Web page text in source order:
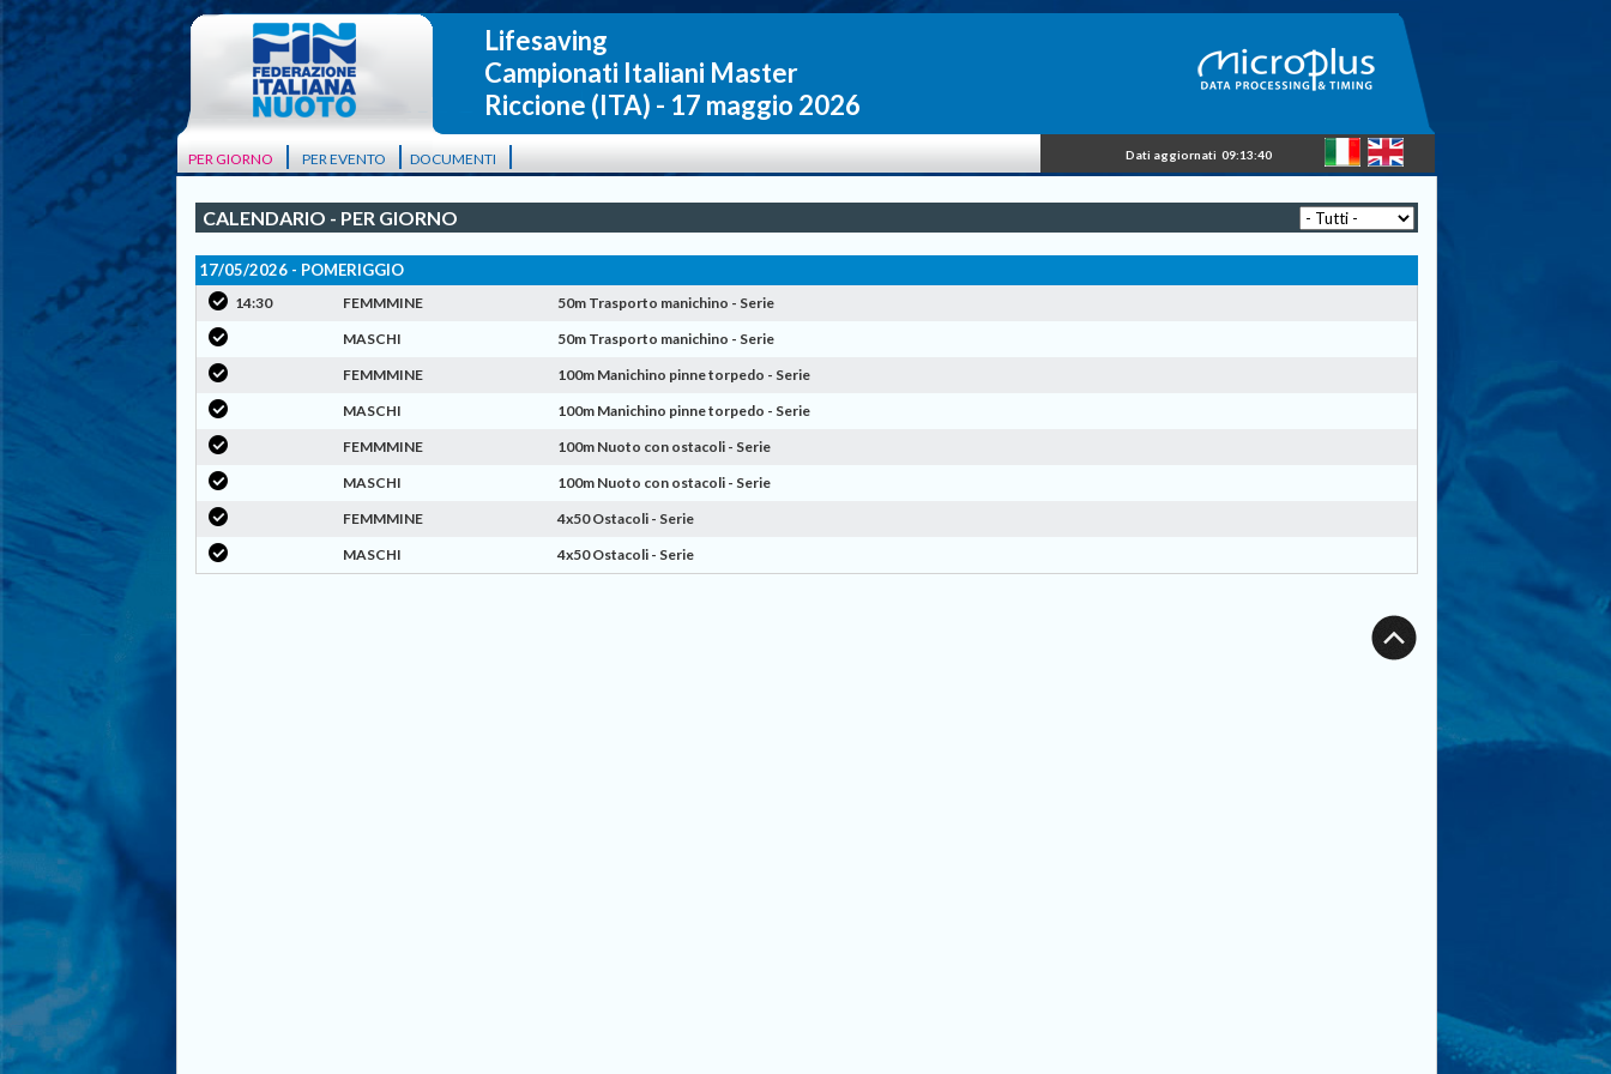
Lifesaving
Campionati Italiani Master
Riccione (ITA) - 17 maggio 2026
PER GIORNO|PER EVENTO|DOCUMENTI| Dati aggiornati 09:13:40
CALENDARIO - PER GIORNO
17/05/2026 - POMERIGGIO
14:30 FEMMMINE
50m Trasporto manichino - Serie
MASCHI
50m Trasporto manichino - Serie
FEMMMINE
100m Manichino pinne torpedo - Serie
MASCHI
100m Manichino pinne torpedo - Serie
FEMMMINE
100m Nuoto con ostacoli - Serie
MASCHI
100m Nuoto con ostacoli - Serie
FEMMMINE
4x50 Ostacoli - Serie
MASCHI
4x50 Ostacoli - Serie